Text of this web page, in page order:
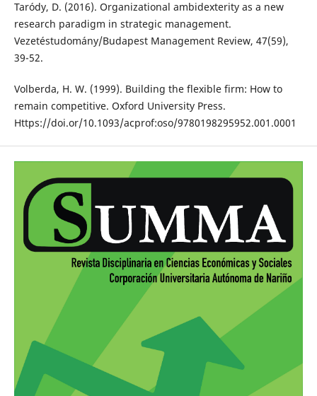
Taródy, D. (2016). Organizational ambidexterity as a new
research paradigm in strategic management.
Vezetéstudomány/Budapest Management Review, 47(59),
39-52.
Volberda, H. W. (1999). Building the flexible firm: How to
remain competitive. Oxford University Press.
Https://doi.or/10.1093/acprof:oso/9780198295952.001.0001